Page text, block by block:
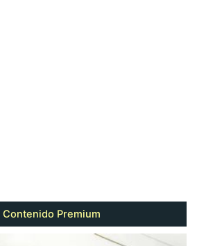
Contenido Premium